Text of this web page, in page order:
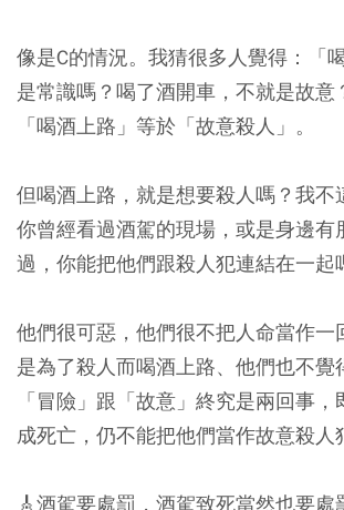
像是C的情況。我猜很多人覺得：「
是常識嗎？喝了酒開車，不就是故意
「喝酒上路」等於「故意殺人」。
但喝酒上路，就是想要殺人嗎？我不
你曾經看過酒駕的現場，或是身邊有
過，你能把他們跟殺人犯連結在一起
他們很可惡，他們很不把人命當作一
是為了殺人而喝酒上路、他們也不覺
「冒險」跟「故意」終究是兩回事
成死亡，仍不能把他們當作故意殺人
🎸酒駕要處罰，酒駕致死當然也要處